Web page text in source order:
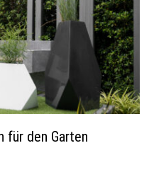
für den Garten